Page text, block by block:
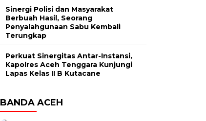
Sinergi Polisi dan Masyarakat
Berbuah Hasil, Seorang
Penyalahgunaan Sabu Kembali
Terungkap
Perkuat Sinergitas Antar-Instansi,
Kapolres Aceh Tenggara Kunjungi
Lapas Kelas II B Kutacane
BANDA ACEH